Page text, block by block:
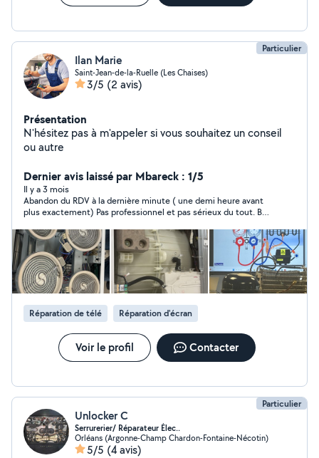
Particulier
Ilan Marie
Saint-Jean-de-la-Ruelle (Les Chaises)
3/5 (2 avis)
Présentation
N'hésitez pas à m'appeler si vous souhaitez un conseil
ou autre
Dernier avis laissé par Mbareck : 1/5
Il y a 3 mois
Abandon du RDV à la dernière minute ( une demi heure avant
plus exactement) Pas professionnel et pas sérieux du tout. Bof
Réparation de télé Réparation d'écran
Voir le profil Contacter
Particulier
Unlocker C
Serrurerier/ Réparateur Élec..
Orléans (Argonne-Champ Chardon-Fontaine-Nécotin)
5/5 (4 avis)